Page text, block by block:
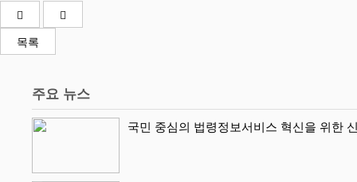
목록
주요 뉴스
국민 중심의 법령정보서비스 혁신을 위한